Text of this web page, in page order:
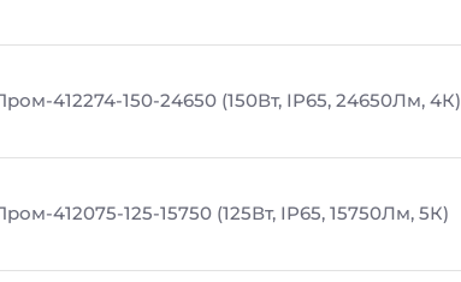
412274-150-24650 (150Вт, IP65, 24650Лм, 4К)
412075-125-15750 (125Вт, IP65, 15750Лм, 5К)